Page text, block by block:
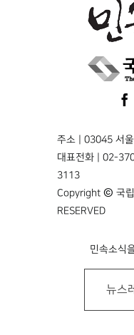
주소 | 03045 서
대표전화 | 02-
3113
Copyright © 국립
RESERVED
민속소식
뉴스